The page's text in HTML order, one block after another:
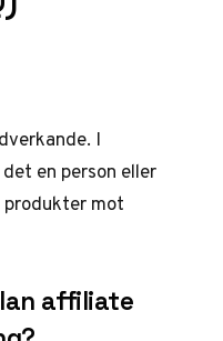
I
en person eller
mot
affiliate